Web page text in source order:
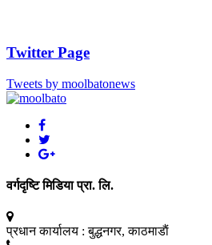
Twitter Page
Tweets by moolbatonews
वर्गदृष्टि मिडिया प्रा. लि.
प्रधान कार्यालय : बुद्धनगर, काठमाडाैं